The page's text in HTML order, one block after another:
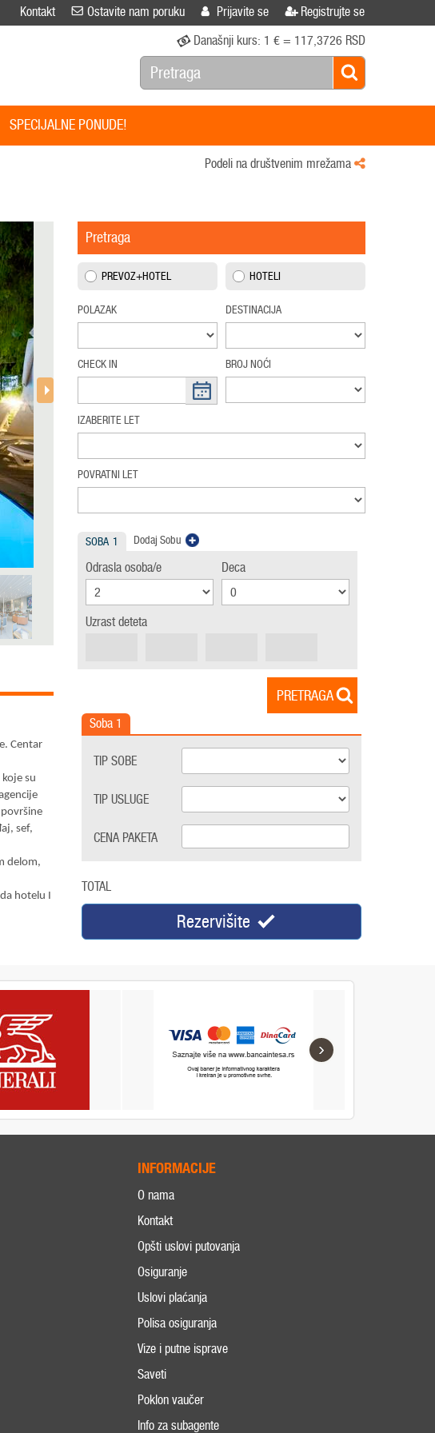
Kontakt Ostavite nam poruku Prijavite se Registrujte se
SPECIJALNE PONUDE!
Današnji kurs: 1 € = 117,3726 RSD
Podeli na društvenim mrežama
Centar
su
sef,
delom,
hotelu I
Pretraga
PREVOZ+HOTEL HOTELI
POLAZAK DESTINACIJA
CHECK IN BROJ NOĆI
IZABERITE LET
POVRATNI LET
SOBA 1 Dodaj Sobu
Odrasla osoba/e Deca
Uzrast deteta
PRETRAGA
Soba 1
TIP SOBE
TIP USLUGE
CENA PAKETA
TOTAL
Rezervišite
›
INFORMACIJE
O nama
Kontakt
Opšti uslovi putovanja
Osiguranje
Uslovi plaćanja
Polisa osiguranja
Vize i putne isprave
Saveti
Poklon vaučer
Info za subagente